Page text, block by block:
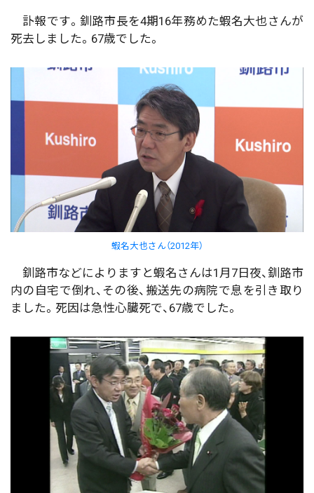
訃報です。釧路市長を4期16年務めた蝦名大也さんが
死去しました。67歳でした。
蝦名大也さん（2012年）
釧路市などによりますと蝦名さんは1月7日夜、釧路市
内の自宅で倒れ、その後、搬送先の病院で息を引き取り
ました。死因は急性心臓死で、67歳でした。